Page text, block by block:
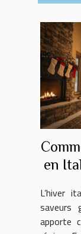
en
L’hiver
saveurs
apporte